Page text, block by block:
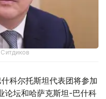
科尔托斯坦代表团将参加
论坛和哈萨克斯坦-巴什科